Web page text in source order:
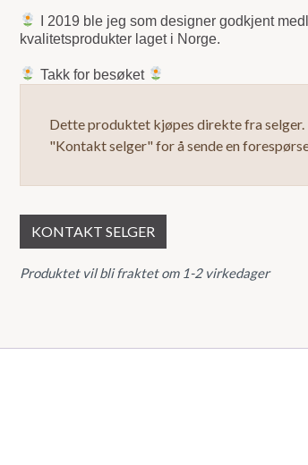
I 2019 ble jeg som designer godkjent
kvalitetsprodukter laget i Norge.
Takk for besøket
Dette produktet kjøpes direkte fra
"Kontakt selger" for å sende en
KONTAKT SELGER
Produktet vil bli fraktet om 1-2 virkedager